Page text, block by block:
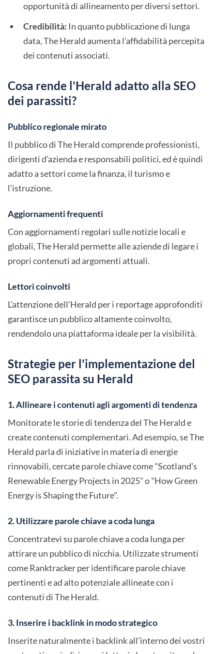
opportunità di allineamento per diversi settori.
Credibilità: In quanto pubblicazione di lunga
data, The Herald aumenta l'affidabilità percepita
dei contenuti associati.
Cosa rende l'Herald adatto alla SEO
dei parassiti?
Pubblico regionale mirato
Il pubblico di The Herald comprende professionisti,
dirigenti d'azienda e responsabili politici, ed è quindi
adatto a settori come la finanza, il turismo e
l'istruzione.
Aggiornamenti frequenti
Con aggiornamenti regolari sulle notizie locali e
globali, The Herald permette alle aziende di legare i
propri contenuti ad argomenti attuali.
Lettori coinvolti
L'attenzione dell'Herald per i reportage approfonditi
garantisce un pubblico altamente coinvolto,
rendendolo una piattaforma ideale per la visibilità.
Strategie per l'implementazione del
SEO parassita su Herald
1. Allineare i contenuti agli argomenti di tendenza
Monitorate le storie di tendenza del The Herald e
create contenuti complementari. Ad esempio, se The
Herald parla di iniziative in materia di energie
rinnovabili, cercate parole chiave come "Scotland's
Renewable Energy Projects in 2025" o "How Green
Energy is Shaping the Future".
2. Utilizzare parole chiave a coda lunga
Concentratevi su parole chiave a coda lunga per
attirare un pubblico di nicchia. Utilizzate strumenti
come Ranktracker per identificare parole chiave
pertinenti e ad alto potenziale allineate con i
contenuti di The Herald.
3. Inserire i backlink in modo strategico
Inserite naturalmente i backlink all'interno dei vostri